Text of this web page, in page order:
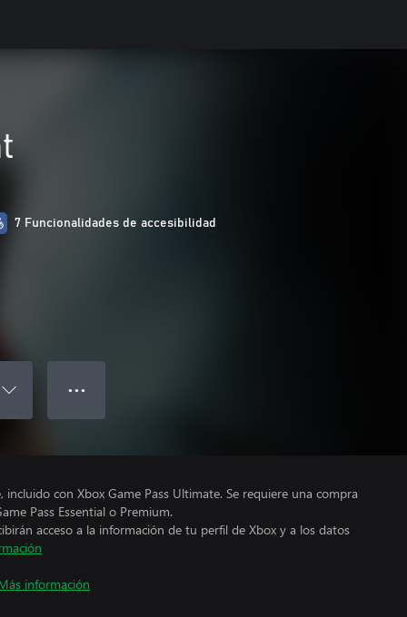
7 Funcionalidades de accesibilidad
● ● ●
con Xbox Game Pass Ultimate. Se requiere una compra
Pass Essential o Premium.
acceso a la información de tu perfil de Xbox y a los datos
información